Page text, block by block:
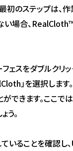
のステップは、
い場合、
スをダブルクリッ
」を選択します
できます。ここで
う。
ていることを確認